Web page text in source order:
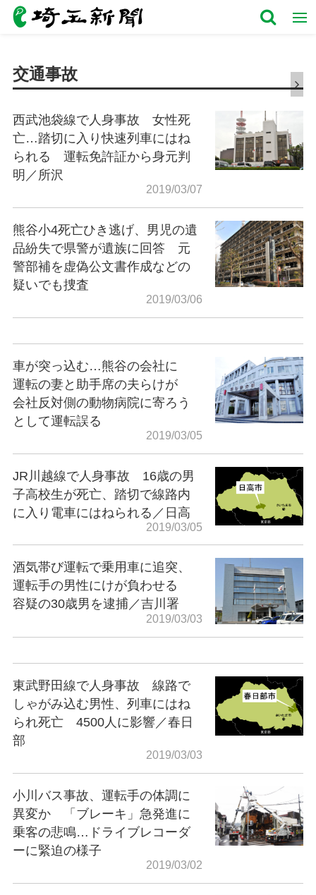
交通事故
西武池袋線で人身事故 女性死
亡…踏切に入り快速列車にはね
られる 運転免許証から身元判
明／所沢
2019/03/07
熊谷小4死亡ひき逃げ、男児の遺
品紛失で県警が遺族に回答 元
警部補を虚偽公文書作成などの
疑いでも捜査
2019/03/06
車が突っ込む…熊谷の会社に
運転の妻と助手席の夫らけが
会社反対側の動物病院に寄ろう
として運転誤る
2019/03/05
JR川越線で人身事故 16歳の男
子高校生が死亡、踏切で線路内
に入り電車にはねられる／日高
2019/03/05
酒気帯び運転で乗用車に追突、
運転手の男性にけが負わせる
容疑の30歳男を逮捕／吉川署
2019/03/03
東武野田線で人身事故 線路で
しゃがみ込む男性、列車にはね
られ死亡 4500人に影響／春日
部
2019/03/03
小川バス事故、運転手の体調に
異変か 「ブレーキ」急発進に
乗客の悲鳴…ドライブレコーダ
ーに緊迫の様子
2019/03/02